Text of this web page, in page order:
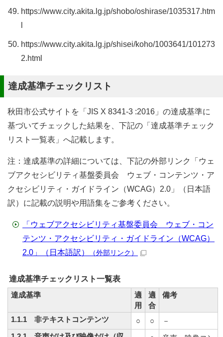
https://www.city.akita.lg.jp/shobo/oshirase/1035317.htm
https://www.city.akita.lg.jp/shisei/koho/1003641/101273
2.html
達成基準チェックリスト
秋田市公式サイトを「JIS X 8341-3 :2016」の達成基準に
基づいてチェックした結果を、下記の「達成基準チェック
リスト一覧表」へ記載します。
注：達成基準の詳細については、下記の外部リンク「ウェ
ブアクセシビリティ基盤委員会 ウェブ・コンテンツ・ア
クセシビリティ・ガイドライン（WCAG）2.0」（日本語
訳）に記載の説明や用語集をご参考ください。
「ウェブアクセシビリティ基盤委員会 ウェブ・コン
テンツ・アクセシビリティ・ガイドライン（WCAG）
2.0」（日本語訳）
（外部リンク）
達成基準チェックリスト一覧表
達成基準
適
用
適
合
備考
1.1.1 非テキストコンテンツ ○ ○
－